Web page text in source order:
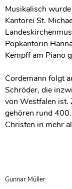
Musikalisch
Kantorei St.
Popkantorin
Kempff am Piano
Cordemann folgt
Schröder, die
von Westfalen ist.
gehören rund
Christen in mehr
Gunnar Müller